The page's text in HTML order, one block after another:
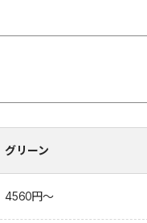
グリーン
4560円～